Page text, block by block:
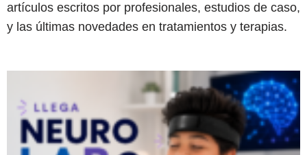
artículos escritos por profesionales, estudios de caso,
y las últimas novedades en tratamientos y terapias.